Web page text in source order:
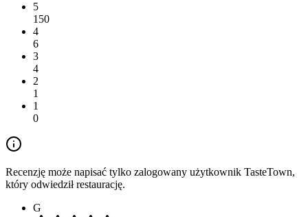
5
150
4
6
3
4
2
1
1
0
Recenzję może napisać tylko zalogowany użytkownik TasteTown,
który odwiedził restaurację.
G